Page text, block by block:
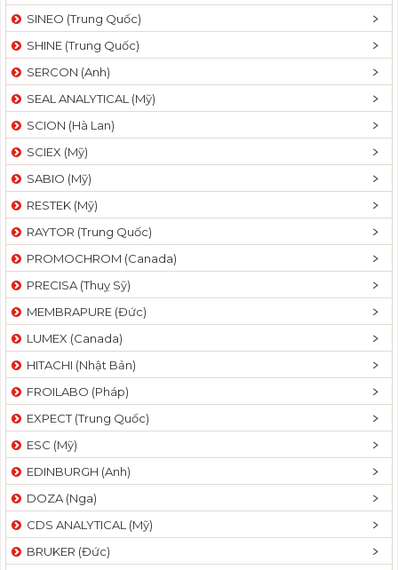
SINEO (Trung Quốc)
SHINE (Trung Quốc)
SERCON (Anh)
SEAL ANALYTICAL (Mỹ)
SCION (Hà Lan)
SCIEX (Mỹ)
SABIO (Mỹ)
RESTEK (Mỹ)
RAYTOR (Trung Quốc)
PROMOCHROM (Canada)
PRECISA (Thuỵ Sỹ)
MEMBRAPURE (Đức)
LUMEX (Canada)
HITACHI (Nhật Bản)
FROILABO (Pháp)
EXPECT (Trung Quốc)
ESC (Mỹ)
EDINBURGH (Anh)
DOZA (Nga)
CDS ANALYTICAL (Mỹ)
BRUKER (Đức)